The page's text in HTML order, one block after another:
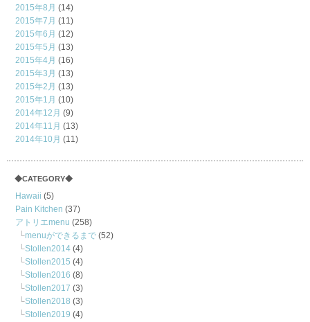
2015年8月 (14)
2015年7月 (11)
2015年6月 (12)
2015年5月 (13)
2015年4月 (16)
2015年3月 (13)
2015年2月 (13)
2015年1月 (10)
2014年12月 (9)
2014年11月 (13)
2014年10月 (11)
◆CATEGORY◆
Hawaii (5)
Pain Kitchen (37)
アトリエmenu (258)
menuができるまで (52)
Stollen2014 (4)
Stollen2015 (4)
Stollen2016 (8)
Stollen2017 (3)
Stollen2018 (3)
Stollen2019 (4)